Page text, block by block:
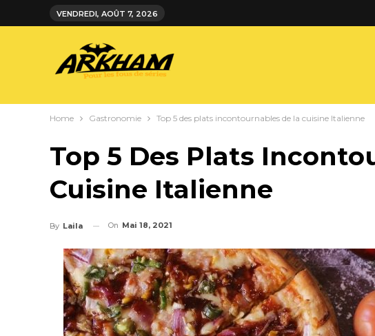
VENDREDI, AOÛT 7, 2026
Home Gastronomie Top 5 des plats incontournables de la cuisine Italienne
Top 5 Des Plats
Cuisine Italienne
By Laila On Mai 18, 2021